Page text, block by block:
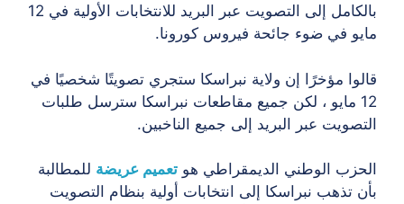
بالكامل إلى التصويت عبر البريد للانتخابات الأولية في 12
مايو في ضوء جائحة فيروس كورونا.
قالوا مؤخرًا إن ولاية نبراسكا ستجري تصويتًا شخصيًا في
12 مايو ، لكن جميع مقاطعات نبراسكا سترسل طلبات
التصويت عبر البريد إلى جميع الناخبين.
الحزب الوطني الديمقراطي هو تعميم عريضة للمطالبة
بأن تذهب نبراسكا إلى انتخابات أولية بنظام التصويت